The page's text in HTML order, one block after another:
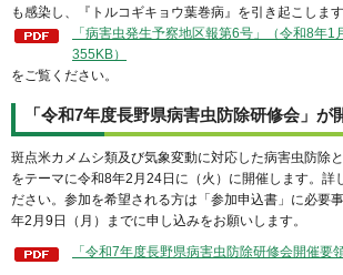
も感染し、『トルコギキョウ葉巻病』を引き起こしま
「病害虫発生予察地区報第6号」（令和8年1
355KB）
をご覧ください。
「令和7年度長野県病害虫防除研修会」が
斑点米カメムシ類及び気象変動に対応した病害虫防除
をテーマに令和8年2月24日に（火）に開催します。詳
ださい。参加を希望される方は「参加申込書」に必要
年2月9日（月）までに申し込みをお願いします。
「令和7年度長野県病害虫防除研修会開催要